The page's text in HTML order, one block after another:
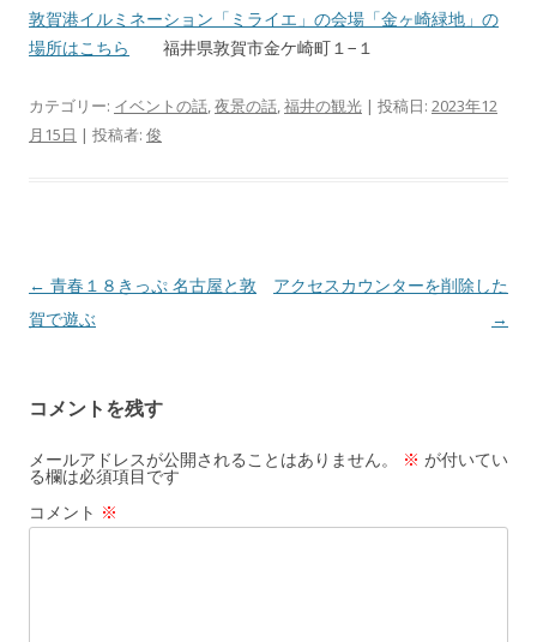
敦賀港イルミネーション「ミライエ」の会場「金ヶ崎緑地」の
場所はこちら
福井県敦賀市金ケ崎町１−１
カテゴリー: イベントの話,夜景の話,福井の観光 | 投稿日: 2023年12
月15日 | 投稿者: 俊
投
稿
ゲ
ー
シ
ョ
← 青春１８きっぷ 名古屋と敦
賀で遊ぶ
アクセスカウンターを削除した
→
コメントを残す
メールアドレスが公開されることはありません。 ※ が付いてい
る欄は必須項目です
コメント ※